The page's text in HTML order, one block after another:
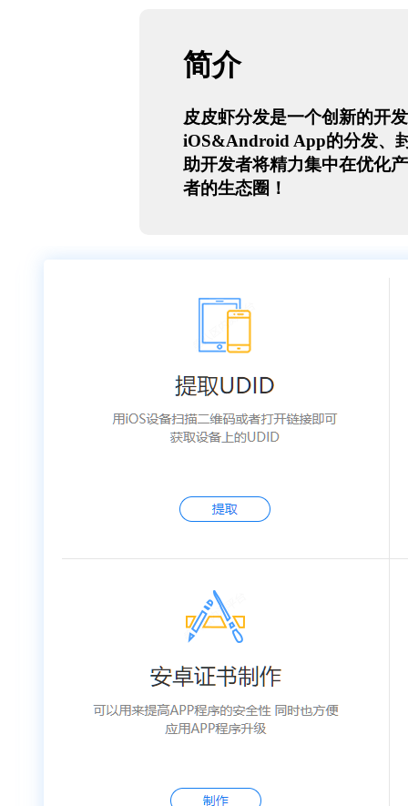
简介
皮皮虾分发是一个创新的开
iOS&Android App的分发、
助开发者将精力集中在优化
者的生态圈！